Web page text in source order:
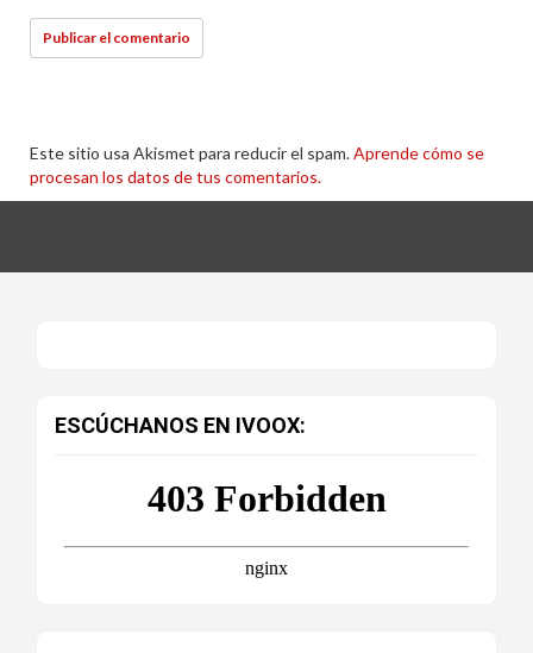
Este sitio usa Akismet para reducir el spam.Aprende cómo se
procesan los datos de tus comentarios.
ESCÚCHANOS EN IVOOX: